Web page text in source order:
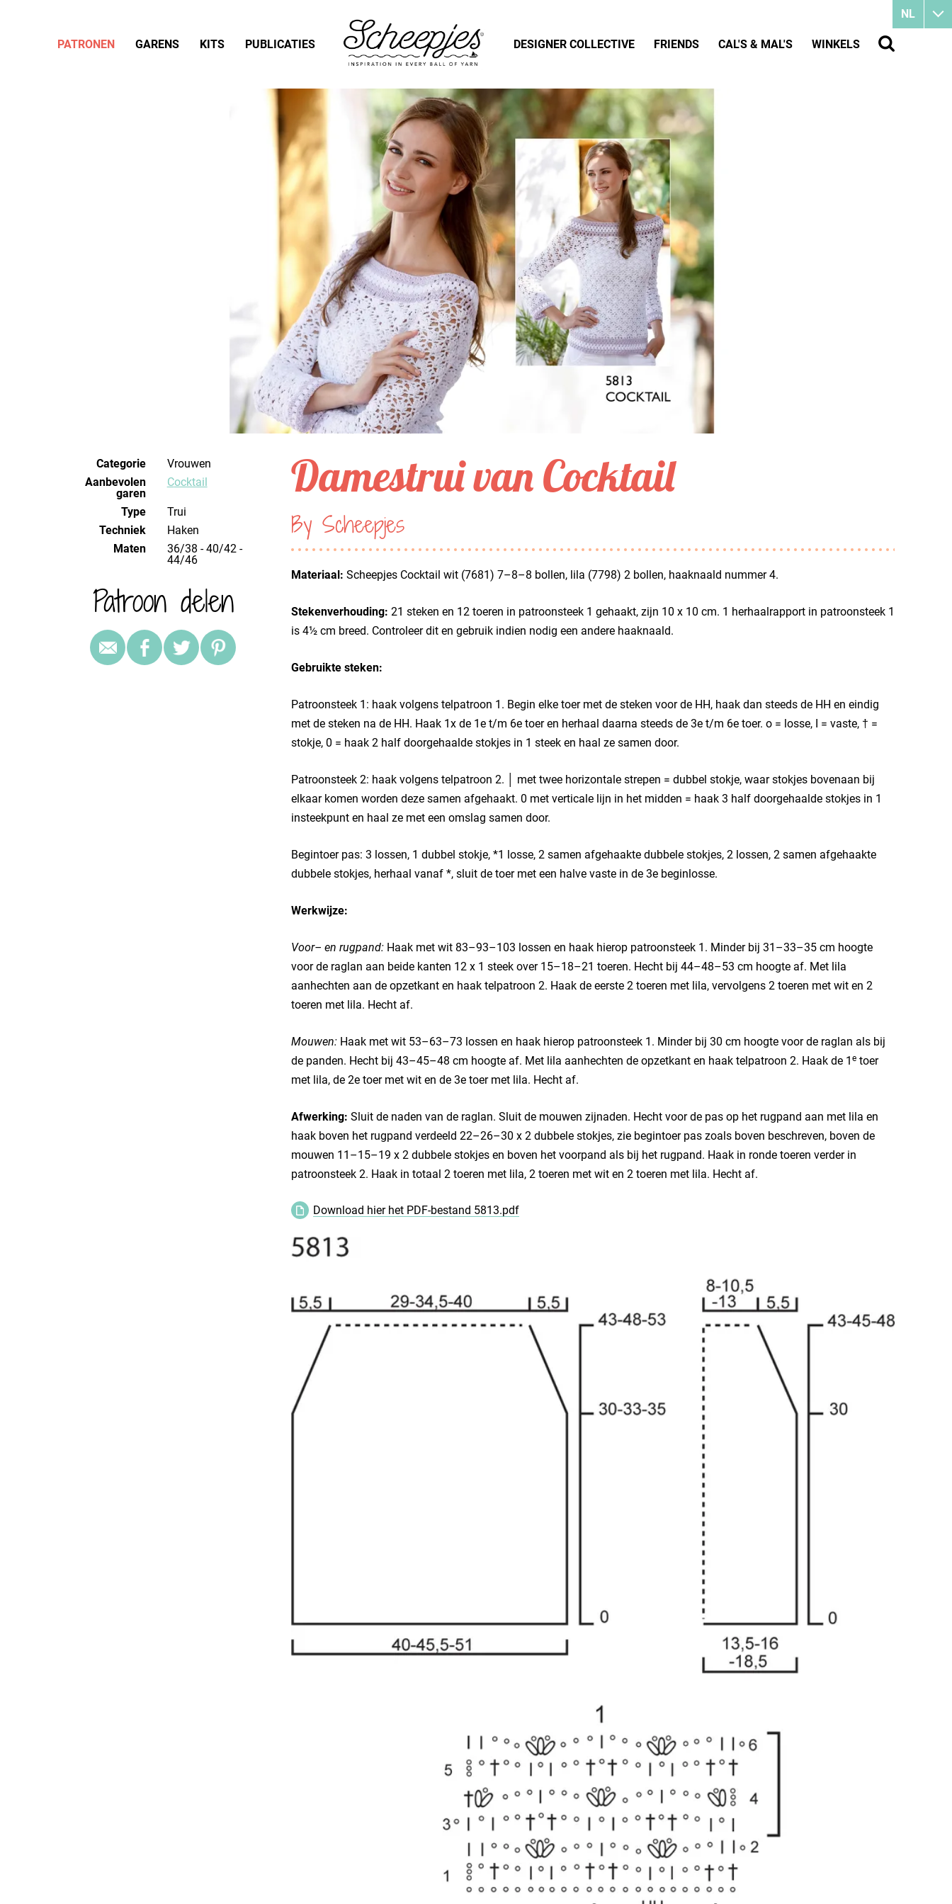
Categorie
Vrouwen
Aanbevolen
garen
Cocktail
Type
Trui
Techniek
haken
Maten
36/38 - 40/42 -
44/46
Patroon delen
Damestrui van Cocktail
By Scheepjes
Materiaal: Scheepjes Cocktail wit (7681) 7–8–8 bollen, lila (7798) 2 bollen, haaknaald nummer 4.
Stekenverhouding: 21 steken en 12 toeren in patroonsteek 1 gehaakt, zijn 10 x 10 cm. 1 herhaalrapport in patroonsteek 1
is 4½ cm breed. Controleer dit en gebruik indien nodig een andere haaknaald.
Gebruikte steken:
Patroonsteek 1: haak volgens telpatroon 1. Begin elke toer met de steken voor de HH, haak dan steeds de HH en eindig
met de steken na de HH. Haak 1x de 1e t/m 6e toer en herhaal daarna steeds de 3e t/m 6e toer. o = losse, I = vaste, † =
stokje, 0 = haak 2 half doorgehaalde stokjes in 1 steek en haal ze samen door.
Patroonsteek 2: haak volgens telpatroon 2. │ met twee horizontale strepen = dubbel stokje, waar stokjes bovenaan bij
elkaar komen worden deze samen afgehaakt. 0 met verticale lijn in het midden = haak 3 half doorgehaalde stokjes in 1
insteekpunt en haal ze met een omslag samen door.
Begintoer pas: 3 lossen, 1 dubbel stokje, *1 losse, 2 samen afgehaakte dubbele stokjes, 2 lossen, 2 samen afgehaakte
dubbele stokjes, herhaal vanaf *, sluit de toer met een halve vaste in de 3e beginlosse.
Werkwijze:
Voor– en rugpand:Haak met wit 83–93–103 lossen en haak hierop patroonsteek 1. Minder bij 31–33–35 cm hoogte
voor de raglan aan beide kanten 12 x 1 steek over 15–18–21 toeren. Hecht bij 44–48–53 cm hoogte af. Met lila
aanhechten aan de opzetkant en haak telpatroon 2. Haak de eerste 2 toeren met lila, vervolgens 2 toeren met wit en 2
toeren met lila. Hecht af.
Mouwen:Haak met wit 53–63–73 lossen en haak hierop patroonsteek 1. Minder bij 30 cm hoogte voor de raglan als bij
de panden. Hecht bij 43–45–48 cm hoogte af. Met lila aanhechten de opzetkant en haak telpatroon 2. Haak de 1 etoer
met lila, de 2e toer met wit en de 3e toer met lila. Hecht af.
Afwerking: Sluit de naden van de raglan. Sluit de mouwen zijnaden. Hecht voor de pas op het rugpand aan met lila en
haak boven het rugpand verdeeld 22–26–30 x 2 dubbele stokjes, zie begintoer pas zoals boven beschreven, boven de
mouwen 11–15–19 x 2 dubbele stokjes en boven het voorpand als bij het rugpand. Haak in ronde toeren verder in
patroonsteek 2. Haak in totaal 2 toeren met lila, 2 toeren met wit en 2 toeren met lila. Hecht af.
Download hier het PDF-bestand 5813.pdf
NL
PATRONEN GARENS KITS PUBLICATIES DESIGNER COLLECTIVE FRIENDS CAL'S & MAL'S WINKELS